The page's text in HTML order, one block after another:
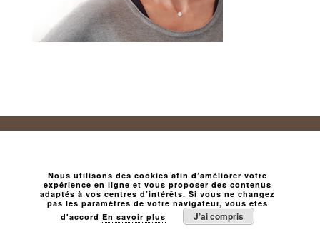
Nous utilisons des cookies afin d’améliorer votre
expérience en ligne et vous proposer des contenus
adaptés à vos centres d’intérêts. Si vous ne changez
pas les paramètres de votre navigateur, vous êtes
d'accord En savoir plus J’ai compris